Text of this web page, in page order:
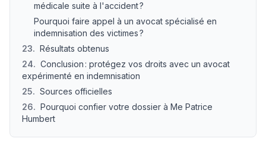
médicale suite à l'accident ?
Pourquoi faire appel à un avocat spécialisé en
indemnisation des victimes ?
23. Résultats obtenus
24. Conclusion : protégez vos droits avec un avocat
expérimenté en indemnisation
25. Sources officielles
26. Pourquoi confier votre dossier à Me Patrice
Humbert